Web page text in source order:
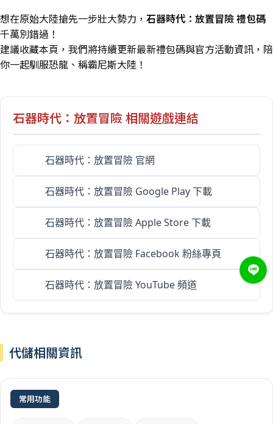
想在原始大陸搶先一步壯大勢力， 石器時代：放置冒險 禮包碼
千萬別錯過！
建議收藏本頁，我們將持續更新最新禮包碼與官方活動資訊，陪
你一起馴服恐龍、稱霸尼斯大陸！
石器時代：放置冒險 相關遊戲連結
石器時代：放置冒險 官網
石器時代：放置冒險 Google Play 下載
石器時代：放置冒險 Apple Store 下載
石器時代：放置冒險 Facebook 粉絲專頁
石器時代：放置冒險 YouTube 頻道
代儲相關資訊
常用功能